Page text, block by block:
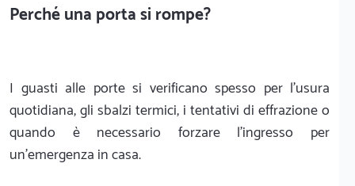
Perché una porta si rompe?
I guasti alle porte si verificano spesso per l'usura
quotidiana, gli sbalzi termici, i tentativi di effrazione o
quando è necessario forzare l'ingresso per
un'emergenza in casa.